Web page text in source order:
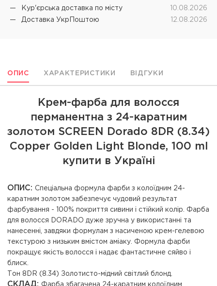
Кур'єрська доставка по місту
10.08.2026
Доставка УкрПоштою
12.08.2026
ОПИС ХАРАКТЕРИСТИКИ ВІДГУКИ
Крем-фарба для волосся
перманентна з 24-каратним
золотом SCREEN Dorado 8DR (8.34)
Copper Golden Light Вlonde, 100 ml
купити в Україні
ОПИС: Спеціальна формула фарби з колоїдним 24-
каратним золотом забезпечує чудовий результат
фарбування - 100% покриття сивини і стійкий колір. Фарба
для волосся DORADO дуже зручна у використанні та
нанесенні, завдяки формулам з насиченою крем-гелевою
текстурою з низьким вмістом аміаку. Формула фарби
покращує якість волосся і надає фантастичне сяйво і
блиск.
Тон 8DR (8.34) Золотисто-мідний світлий блонд.
СКЛАД: Фарба збагачена 24-каратним колоїдним